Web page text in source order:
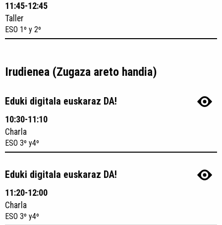
11:45-12:45
Taller
ESO 1º y 2º
Irudienea (Zugaza areto handia)
Eduki digitala euskaraz DA!
10:30-11:10
Charla
ESO 3º y4º
Eduki digitala euskaraz DA!
11:20-12:00
Charla
ESO 3º y4º